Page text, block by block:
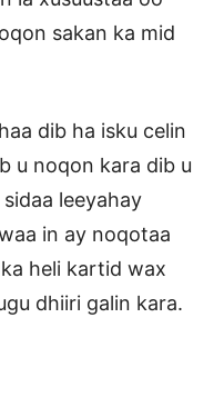
sakan ka mid
dib ha isku celin
u noqon kara dib u
leeyahay
in ay noqotaa
heli kartid wax
dhiiri galin kara.